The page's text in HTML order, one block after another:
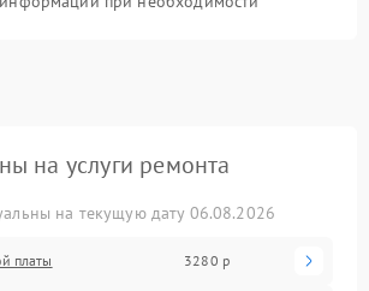
на услуги ремонта
на текущую дату 06.08.2026
платы 3280 р